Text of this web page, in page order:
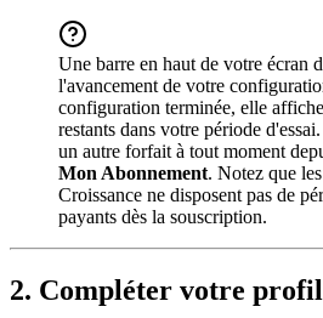
Une barre en haut de votre écran
l'avancement de votre
configuration terminée, elle
restants dans votre période
un autre forfait à tout moment
Mon Abonnement. Notez que
Croissance ne disposent pas de
payants dès la souscription.
2. Compléter votre